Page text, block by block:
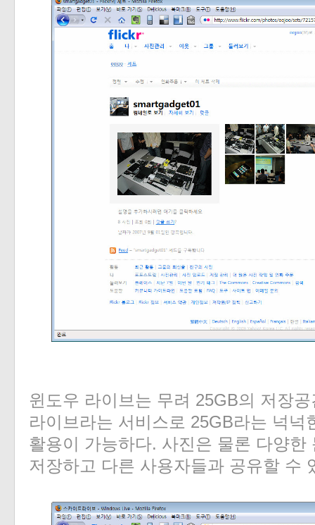
윈도우 라이브는 무려 25GB의 저장
라이브라는 서비스로 25GB라는 넉넉
활용이 가능하다. 사진은 물론 다양한
저장하고 다른 사용자들과 공유할 수